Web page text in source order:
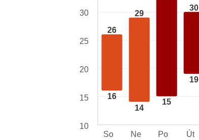
26
16
29
14
15
30
19
30
25
20
15
10
So
Ne Po Út